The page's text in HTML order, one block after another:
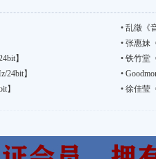
• 乱徵《
• 张惠妹
】 • 铁竹堂
24bit】 •
】 • 徐佳莹